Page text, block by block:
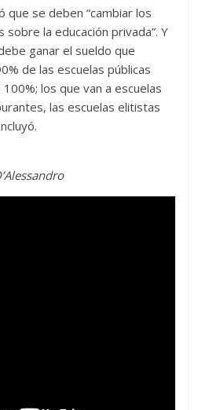
que se deben “cambiar los
la educación privada”. Y
ganar el sueldo que
de las escuelas públicas
los que van a escuelas
las escuelas elitistas